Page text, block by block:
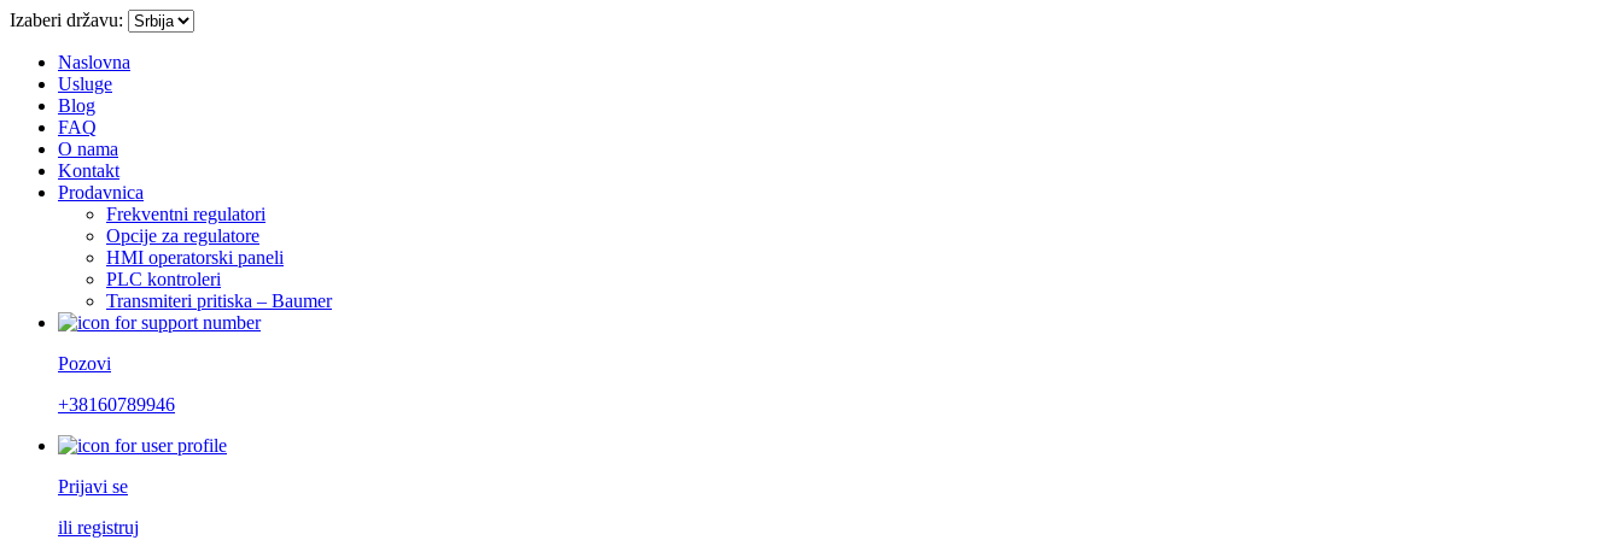
Izaberi državu:
Naslovna
Usluge
Blog
FAQ
O nama
Kontakt
Prodavnica
Frekventni regulatori
Opcije za regulatore
HMI operatorski paneli
PLC kontroleri
Transmiteri pritiska – Baumer
Pozovi
+38160789946
Prijavi se
ili registruj